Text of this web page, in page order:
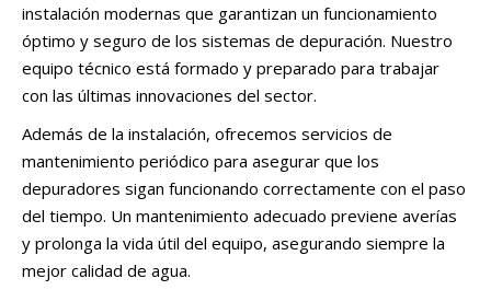
instalación modernas que garantizan un funcionamiento
óptimo y seguro de los sistemas de depuración. Nuestro
equipo técnico está formado y preparado para trabajar
con las últimas innovaciones del sector.
Además de la instalación, ofrecemos servicios de
mantenimiento periódico para asegurar que los
depuradores sigan funcionando correctamente con el paso
del tiempo. Un mantenimiento adecuado previene averías
y prolonga la vida útil del equipo, asegurando siempre la
mejor calidad de agua.